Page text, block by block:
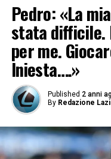
Pedro: «La
stata difficile.
per me.
Iniesta….»
Published 2 anni
By Redazione